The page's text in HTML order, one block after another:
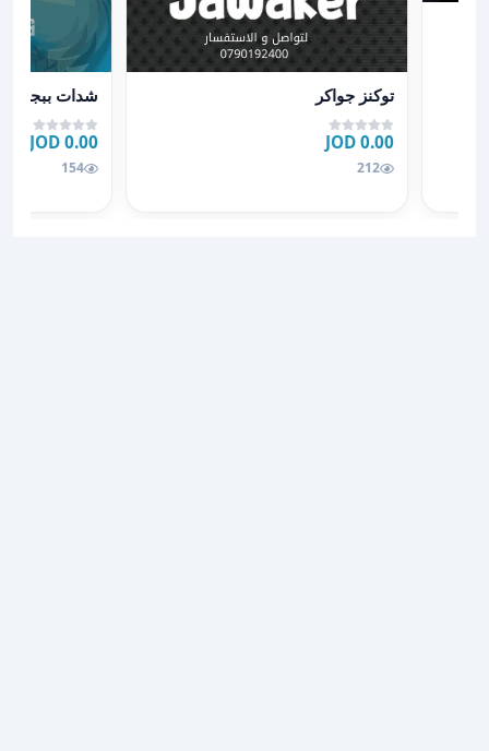
عرض تفاصيل توكنز جواكر
توكنز جواكر
0.00 JOD
212
عرض تفاصيل
شدات ببجي
0.00 JOD
154